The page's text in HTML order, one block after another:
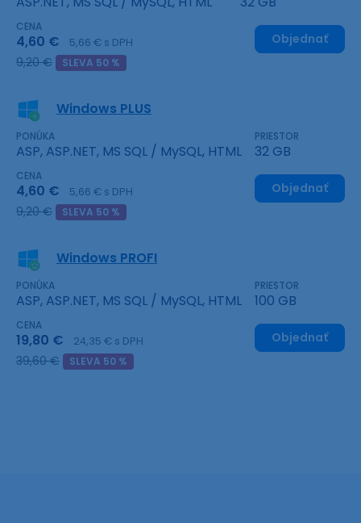
CENA
4,60 € 5,66 € s DPH
9,20 € SLEVA 50 %
Objednať
Windows PLUS
PONÚKA
ASP, ASP.NET, MS SQL / MySQL, HTML
PRIESTOR
32 GB
CENA
4,60 € 5,66 € s DPH
9,20 € SLEVA 50 %
Objednať
Windows PROFI
PONÚKA
ASP, ASP.NET, MS SQL / MySQL, HTML
PRIESTOR
100 GB
CENA
19,80 € 24,35 € s DPH
39,60 € SLEVA 50 %
Objednať